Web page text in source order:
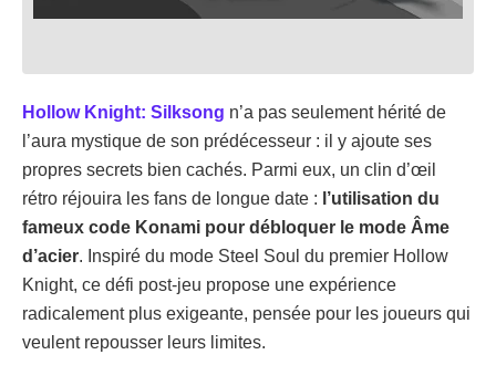
Hollow Knight: Silksong n’a pas seulement hérité de
l’aura mystique de son prédécesseur : il y ajoute ses
propres secrets bien cachés. Parmi eux, un clin d’œil
rétro réjouira les fans de longue date : l’utilisation du
fameux code Konami pour débloquer le mode Âme
d’acier. Inspiré du mode Steel Soul du premier Hollow
Knight, ce défi post-jeu propose une expérience
radicalement plus exigeante, pensée pour les joueurs qui
veulent repousser leurs limites.